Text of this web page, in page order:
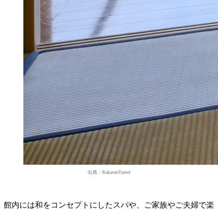
出典：RakutenTravel
館内には和をコンセプトにしたスパや、ご家族やご夫婦で楽